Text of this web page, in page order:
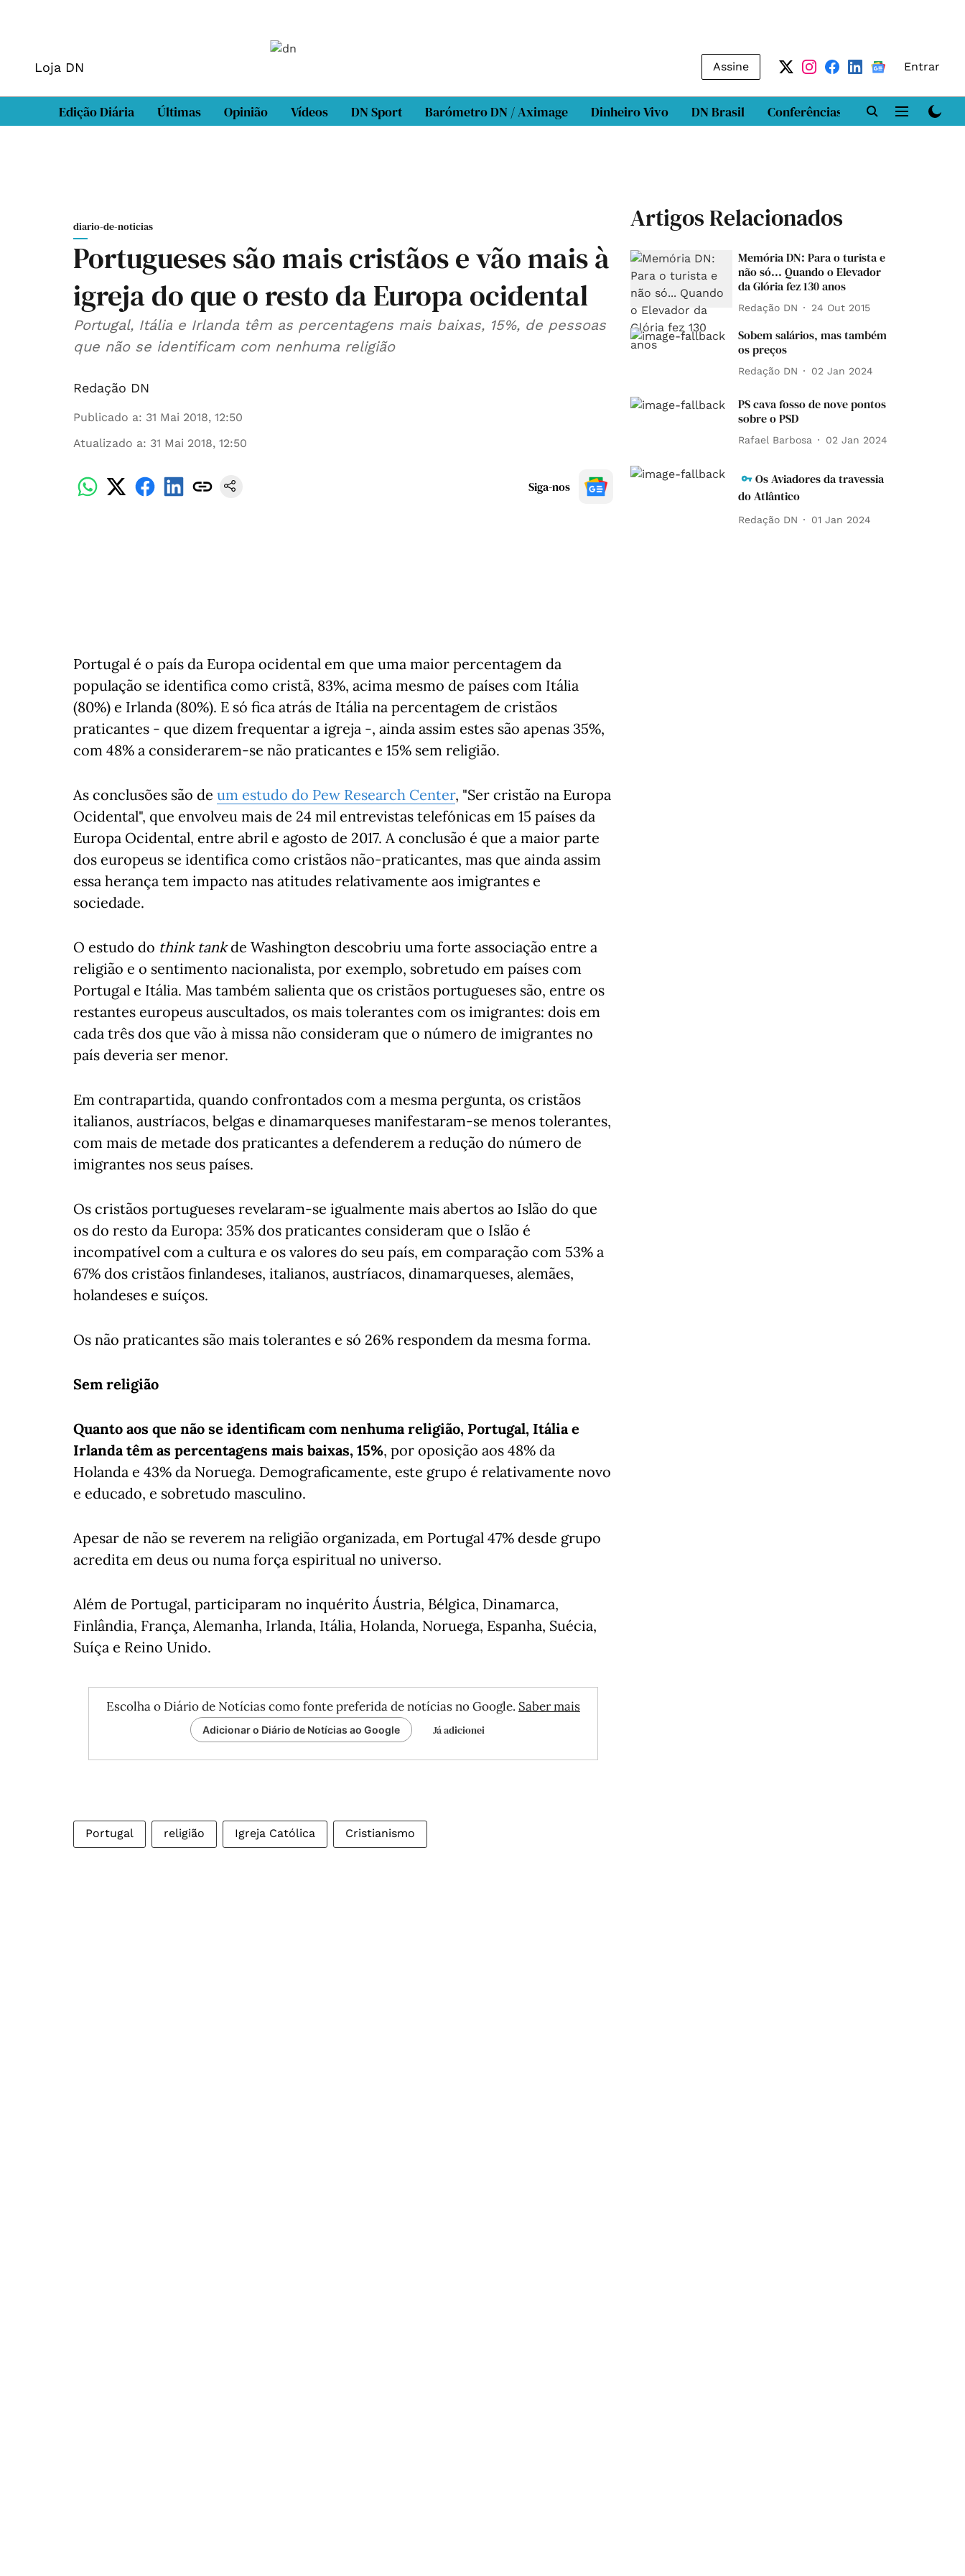
Loja DN Assine Entrar
Edição Diária Últimas Opinião Vídeos DN Sport Barómetro DN / Aximage Dinheiro Vivo DN Brasil Conferências DN LAB
diario-de-noticias
Portugueses são mais cristãos e vão mais à
igreja do que o resto da Europa ocidental
Portugal, Itália e Irlanda têm as percentagens mais baixas, 15%, de pessoas
que não se identificam com nenhuma religião
Redação DN
Publicado a: 31 Mai 2018, 12:50
Atualizado a: 31 Mai 2018, 12:50
Siga-nos
Portugal é o país da Europa ocidental em que uma maior percentagem da
população se identifica como cristã, 83%, acima mesmo de países com Itália
(80%) e Irlanda (80%). E só fica atrás de Itália na percentagem de cristãos
praticantes - que dizem frequentar a igreja -, ainda assim estes são apenas 35%,
com 48% a considerarem-se não praticantes e 15% sem religião.
As conclusões são de um estudo do Pew Research Center, "Ser cristão na Europa
Ocidental", que envolveu mais de 24 mil entrevistas telefónicas em 15 países da
Europa Ocidental, entre abril e agosto de 2017. A conclusão é que a maior parte
dos europeus se identifica como cristãos não-praticantes, mas que ainda assim
essa herança tem impacto nas atitudes relativamente aos imigrantes e
sociedade.
O estudo do think tankde Washington descobriu uma forte associação entre a
religião e o sentimento nacionalista, por exemplo, sobretudo em países com
Portugal e Itália. Mas também salienta que os cristãos portugueses são, entre os
restantes europeus auscultados, os mais tolerantes com os imigrantes: dois em
cada três dos que vão à missa não consideram que o número de imigrantes no
país deveria ser menor.
Em contrapartida, quando confrontados com a mesma pergunta, os cristãos
italianos, austríacos, belgas e dinamarqueses manifestaram-se menos tolerantes,
com mais de metade dos praticantes a defenderem a redução do número de
imigrantes nos seus países.
Os cristãos portugueses revelaram-se igualmente mais abertos ao Islão do que
os do resto da Europa: 35% dos praticantes consideram que o Islão é
incompatível com a cultura e os valores do seu país, em comparação com 53% a
67% dos cristãos finlandeses, italianos, austríacos, dinamarqueses, alemães,
holandeses e suíços.
Os não praticantes são mais tolerantes e só 26% respondem da mesma forma.
Sem religião
Quanto aos que não se identificam com nenhuma religião, Portugal, Itália e
Irlanda têm as percentagens mais baixas, 15%, por oposição aos 48% da
Holanda e 43% da Noruega. Demograficamente, este grupo é relativamente novo
e educado, e sobretudo masculino.
Apesar de não se reverem na religião organizada, em Portugal 47% desde grupo
acredita em deus ou numa força espiritual no universo.
Além de Portugal, participaram no inquérito Áustria, Bélgica, Dinamarca,
Finlândia, França, Alemanha, Irlanda, Itália, Holanda, Noruega, Espanha, Suécia,
Suíça e Reino Unido.
Escolha o Diário de Notícias como fonte preferida de notícias no Google. Saber mais
Adicionar o Diário de Notícias ao Google Já adicionei
Portugal religião Igreja Católica Cristianismo
Artigos Relacionados
Memória DN: Para o turista e
não só... Quando o Elevador
da Glória fez 130 anos
Redação DN 24 Out 2015
Sobem salários, mas também
os preços
Redação DN 02 Jan 2024
PS cava fosso de nove pontos
sobre o PSD
Rafael Barbosa 02 Jan 2024
Os Aviadores da travessia
do Atlântico
Redação DN 01 Jan 2024